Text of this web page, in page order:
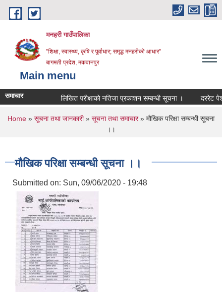
Skip to main content
मनहरी गाउँपालिका
"शिक्षा, स्वास्थ्य, कृषि र पूर्वाधार; समृद्ध मनहरीको आधार"
बागमती प्रदेश, मकवानपुर
Main menu
समाचार लिखित परीक्षाको नतिजा प्रकाशन सम्बन्धी सूचना । दररेट पेश गर्ने
You are here
Home » सूचना तथा जानकारी» सूचना तथा समाचार» मौखिक परिक्षा सम्बन्धी सूचना
।।
मौखिक परिक्षा सम्बन्धी सूचना ।।
Submitted on: Sun, 09/06/2020 - 19:48